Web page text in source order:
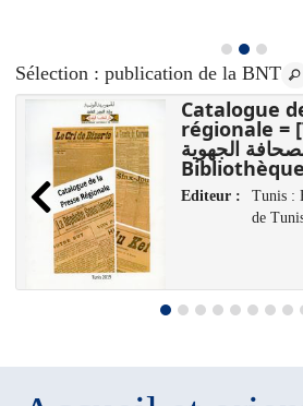
Sélection : publication de la BNT
Catalogue
régionale =
الجهوية
Editeur :
Tunis :
de